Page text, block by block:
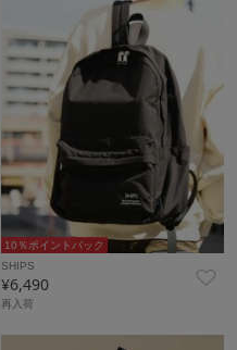
10％ポイントバック
SHIPS
¥6,490
再入荷